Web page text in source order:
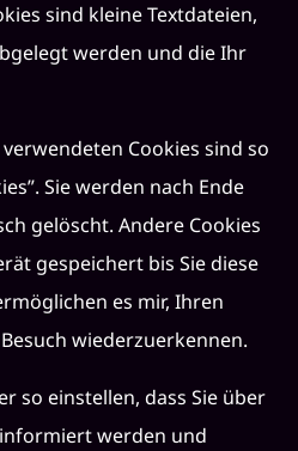
sind kleine Textdateien,
werden und die Ihr
Cookies sind so
Sie werden nach Ende
gelöscht. Andere Cookies
gespeichert bis Sie diese
es mir, Ihren
wiederzuerkennen.
so einstellen, dass Sie über
werden und